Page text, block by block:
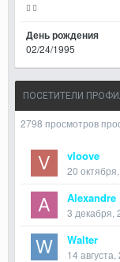
День рождения
02/24/1995
ПОСЕТИТЕЛИ
2798 просмотров
vloove
20
Alexandre
3 декабря,
Walter
14 августа,